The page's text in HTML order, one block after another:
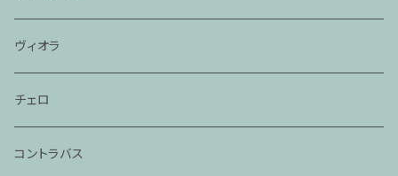
ヴィオラ
チェロ
コントラバス